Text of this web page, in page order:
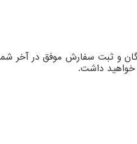
و ثبت سفارش موفق در
خواهید داشت.